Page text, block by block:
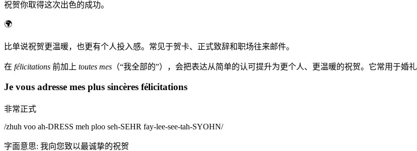
祝贺你取得这次出色的成功。
🌍
比单说祝贺更温暖，也更有个人投入感。常见于贺卡、正式致辞和职场往来邮件。
在 félicitations 前加上 toutes mes （“我全部的”），会把表达从简单的认可提升为更个人、更温暖的祝贺。它常用于婚
Je vous adresse mes plus sincères félicitations
非常正式
/zhuh voo ah-DRESS meh ploo seh-SEHR fay-lee-see-tah-SYOHN/
字面意思: 我向您致以最诚挚的祝贺